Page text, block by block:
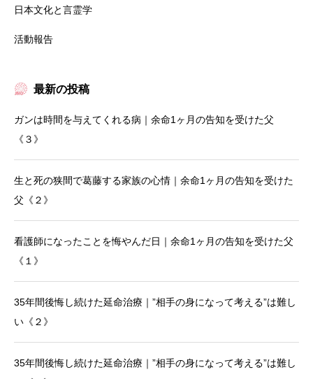
日本文化と言霊学
活動報告
最新の投稿
ガンは時間を与えてくれる病｜余命1ヶ月の告知を受けた父
《３》
生と死の狭間で葛藤する家族の心情｜余命1ヶ月の告知を受けた
父《２》
看護師になったことを悔やんだ日｜余命1ヶ月の告知を受けた父
《１》
35年間後悔し続けた延命治療｜”相手の身になって考える”は難し
い《２》
35年間後悔し続けた延命治療｜”相手の身になって考える”は難し